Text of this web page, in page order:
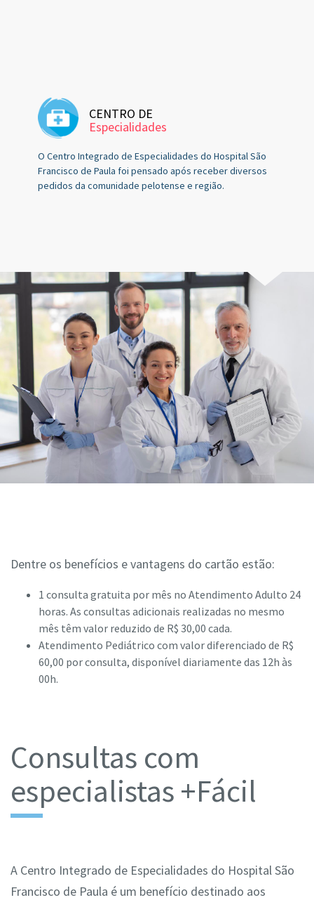
CENTRO DE
Especialidades
O Centro Integrado de Especialidades do Hospital São
Francisco de Paula foi pensado após receber diversos
pedidos da comunidade pelotense e região.
Dentre os benefícios e vantagens do cartão estão:
1 consulta gratuita por mês no Atendimento Adulto 24
horas. As consultas adicionais realizadas no mesmo
mês têm valor reduzido de R$ 30,00 cada.
Atendimento Pediátrico com valor diferenciado de R$
60,00 por consulta, disponível diariamente das 12h às
00h.
Consultas com
especialistas +Fácil
A Centro Integrado de Especialidades do Hospital São
Francisco de Paula é um benefício destinado aos